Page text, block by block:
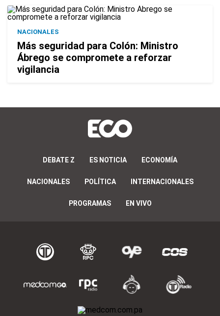
NACIONALES
Más seguridad para Colón: Ministro
Ábrego se compromete a reforzar
vigilancia
DEBATE Z ES NOTICIA ECONOMÍA
NACIONALES POLÍTICA INTERNACIONALES
PROGRAMAS EN VIVO